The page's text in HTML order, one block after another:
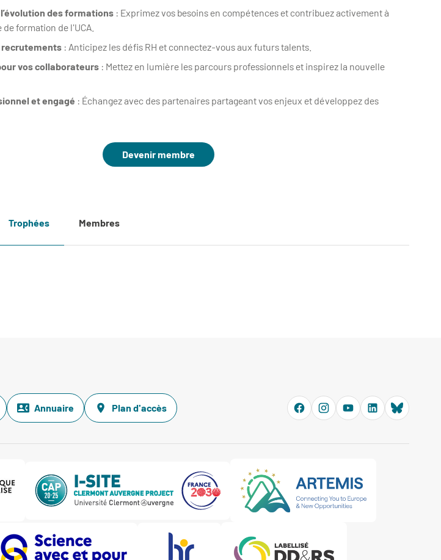
des formations: Exprimez vos besoins en compétences et contribuez activement à
de formation de l'UCA.
recrutements: Anticipez les défis RH et connectez-vous aux futurs talents.
vos collaborateurs: Mettez en lumière les parcours professionnels et inspirez la nouvelle
et engagé : Échangez avec des partenaires partageant vos enjeux et développez des
Devenir membre
Trophées Membres
Annuaire Plan d'accès